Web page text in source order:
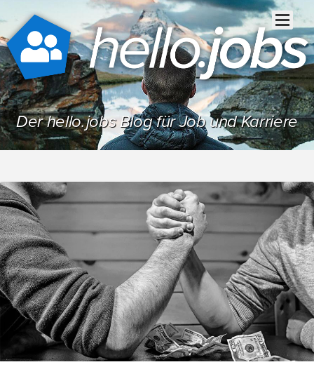
Der hello.jobs Blog für Job und Karriere